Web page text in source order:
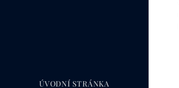
ÚVODNÍ STRÁNKA